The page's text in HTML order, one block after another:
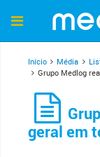
Início Média
Grupo Medlog
geral em